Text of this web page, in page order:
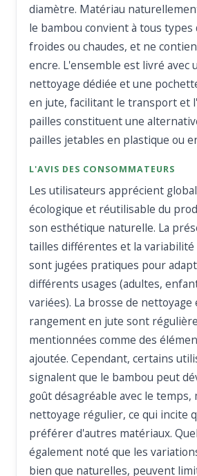
diamètre. Matériau
le bambou convient à tous types
froides ou chaudes, et ne
encre. L'ensemble est livré avec
nettoyage dédiée et une
en jute, facilitant le transport et
pailles constituent une
pailles jetables en plastique ou
L'AVIS DES CONSOMMATEURS
Les utilisateurs apprécient
écologique et réutilisable du
son esthétique naturelle. La
tailles différentes et la variabilité
sont jugées pratiques pour
différents usages (adultes,
variées). La brosse de
rangement en jute sont
mentionnées comme des
ajoutée. Cependant, certains
signalent que le bambou peut
goût désagréable avec le temps,
nettoyage régulier, ce qui incite
préférer d'autres matériaux.
également noté que les
bien que naturelles, peuvent